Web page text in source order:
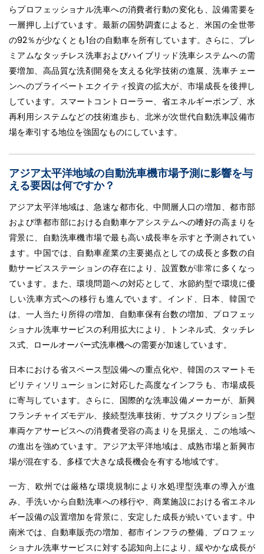
らプロフェッショナル洗車への消費者行動の変化も、設備需要を
一層押し上げています。最新の国勢調査によると、米国の全世帯
の92％が少なくとも1台の自動車を所有しています。さらに、プレ
ミアムなタッチレス洗車およびハイブリッド洗車システムへの需
要増加、高品質な洗剤開発を支える化学技術の進展、洗車チェー
ンへのプライベートエクイティ投資の拡大が、市場成長を後押し
しています。スマートコントローラー、省エネルギーポンプ、水
再利用システムなどの技術進歩も、北米が次世代自動洗車設備市
場を牽引する地位を強固なものにしています。
アジア太平洋地域の自動洗車機市場予測に影響を与
える要因は何ですか？
アジア太平洋地域は、急速な都市化、中間層人口の増加、都市部
および準都市部における自動車ケアシステムへの嗜好の高まりを
背景に、自動洗車機市場で最も高い成長率を示すと予測されてい
ます。中国では、自動車産業の主要拠点としての成長と多数の自
動サービスステーションの存在により、設置数が非常に多くなっ
ています。また、環境問題への対応として、水節約型で環境に優
しい洗車方式への移行も進んでいます。インド、日本、韓国で
は、一人当たり所得の増加、自動車保有台数の増加、プロフェッ
ショナル洗車サービスの利用拡大により、トンネル式、タッチレ
ス式、ロールオーバー式洗車機への需要が加速しています。
日本における省スペース型設備への重点化や、韓国のスマートモ
ビリティソリューションに対応した高度なインフラも、市場成長
に寄与しています。さらに、国際的な洗車設備メーカーが、新興
フランチャイズモデル、接続型洗車技術、サブスクリプション型
車両ケアサービスへの消費者受容の高まりを見据え、この地域へ
の進出を強めています。アジア太平洋地域は、成熟市場と新興市
場が混在する、多様で大きな成長機会を有する地域です。
一方、欧州では厳格な環境規制により水処理型洗車の導入が進
み、手洗いから自動洗車への移行や、商業施設における省エネル
ギー設備の設置増加を背景に、安定した成長が続いています。中
南米では、自動車販売の増加、都市インフラの整備、プロフェッ
ショナル洗車サービスに対する認知向上により、緩やかな成長が